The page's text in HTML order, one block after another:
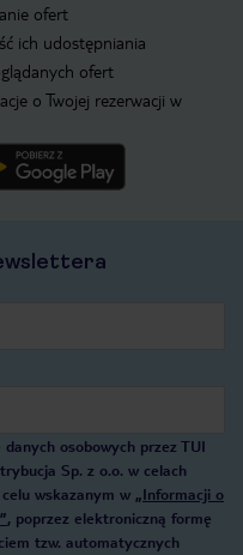
ofert
ich udostępniania
ofert
o Twojej rezerwacji w
osobowych przez TUI
Sp. z o.o. w celach
wskazanym w „Informacji o
, poprzez elektroniczną formę
tzw. automatycznych